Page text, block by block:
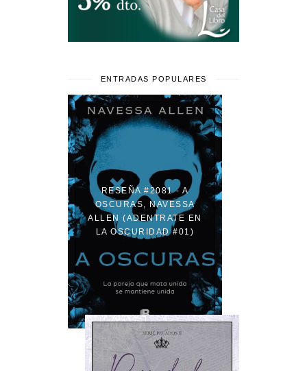
ENTRADAS POPULARES
RESEÑA #2081 - A
OSCURAS, NAVESSA
ALLEN (ADENTRATE EN
LA OSCURIDAD #01)